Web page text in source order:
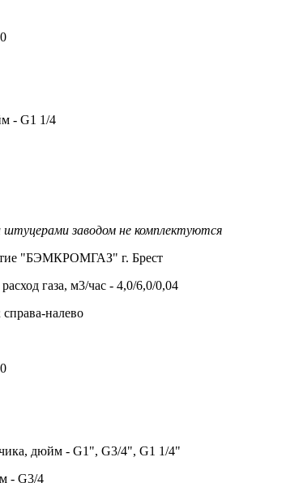
- G1 1/4
заводом не комплектуются
"БЭМКРОМГАЗ" г. Брест
газа, м3/час - 4,0/6,0/0,04
налево
дюйм - G1", G3/4", G1 1/4"
- G3/4